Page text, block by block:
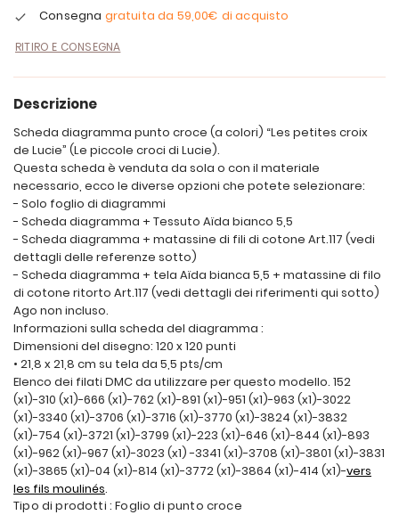
Consegna gratuita da 59,00€ di acquisto
RITIRO E CONSEGNA
Descrizione
Scheda diagramma punto croce (a colori) “Les petites croix
de Lucie” (Le piccole croci di Lucie).
Questa scheda è venduta da sola o con il materiale
necessario, ecco le diverse opzioni che potete selezionare:
- Solo foglio di diagrammi
- Scheda diagramma + Tessuto Aïda bianco 5,5
- Scheda diagramma + matassine di fili di cotone Art.117 (vedi
dettagli delle referenze sotto)
- Scheda diagramma + tela Aïda bianca 5,5 + matassine di filo
di cotone ritorto Art.117 (vedi dettagli dei riferimenti qui sotto)
Ago non incluso.
Informazioni sulla scheda del diagramma :
Dimensioni del disegno: 120 x 120 punti
• 21,8 x 21,8 cm su tela da 5,5 pts/cm
Elenco dei filati DMC da utilizzare per questo modello. 152
(x1)-310 (x1)-666 (x1)-762 (x1)-891 (x1)-951 (x1)-963 (x1)-3022
(x1)-3340 (x1)-3706 (x1)-3716 (x1)-3770 (x1)-3824 (x1)-3832
(x1)-754 (x1)-3721 (x1)-3799 (x1)-223 (x1)-646 (x1)-844 (x1)-893
(x1)-962 (x1)-967 (x1)-3023 (x1) -3341 (x1)-3708 (x1)-3801 (x1)-3831
(x1)-3865 (x1)-04 (x1)-814 (x1)-3772 (x1)-3864 (x1)-414 (x1)-vers
les fils moulinés.
Tipo di prodotti : Foglio di punto croce